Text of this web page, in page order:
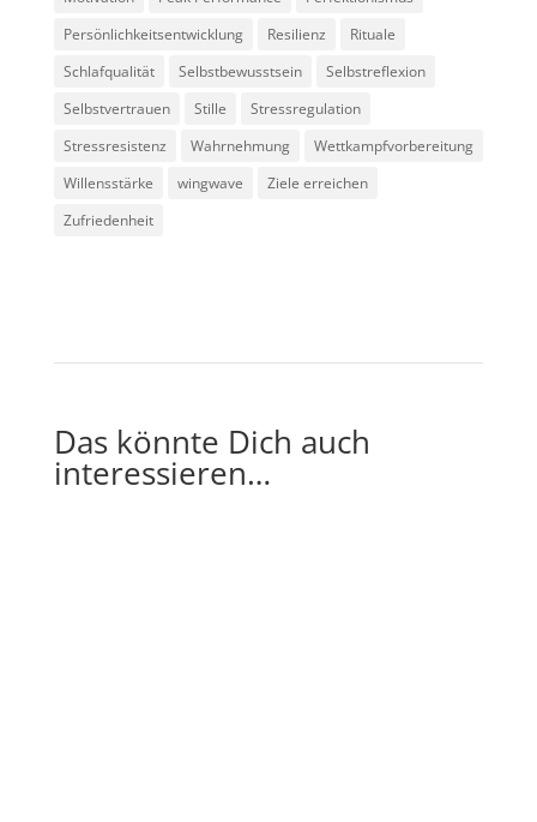
Persönlichkeitsentwicklung
Resilienz
Rituale
Schlafqualität
Selbstbewusstsein
Selbstreflexion
Selbstvertrauen
Stille
Stressregulation
Stressresistenz
Wahrnehmung
Wettkampfvorbereitung
Willensstärke
wingwave
Ziele erreichen
Zufriedenheit
Das könnte Dich auch
interessieren…